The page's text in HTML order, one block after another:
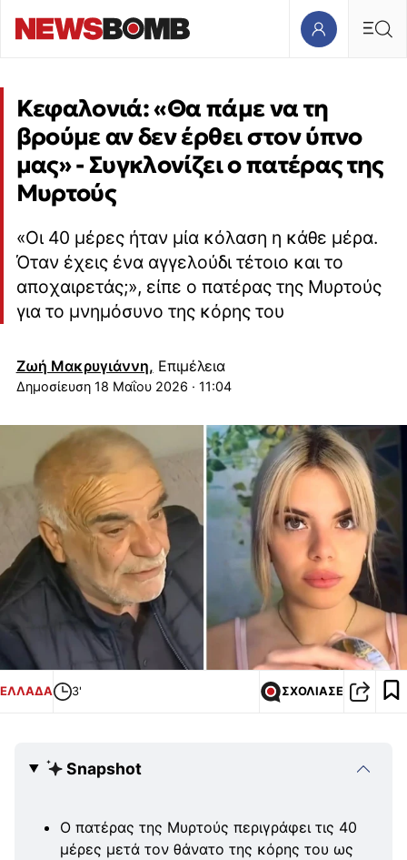
Κεφαλονιά: «Θα πάμε να τη
βρούμε αν δεν έρθει στον ύπνο
μας» - Συγκλονίζει ο πατέρας της
Μυρτούς
«Οι 40 μέρες ήταν μία κόλαση η κάθε μέρα.
Όταν έχεις ένα αγγελούδι τέτοιο και το
αποχαιρετάς;», είπε ο πατέρας της Μυρτούς
για το μνημόσυνο της κόρης του
Ζωή Μακρυγιάννη, Επιμέλεια
18 Μαΐου 2026 · 11:04
ΕΛΛΑΔΑ 3' ΣΧΟΛΙΑΣΕ
Snapshot
Ο πατέρας της Μυρτούς περιγράφει τις 40
μέρες μετά τον θάνατο της κόρης του ως